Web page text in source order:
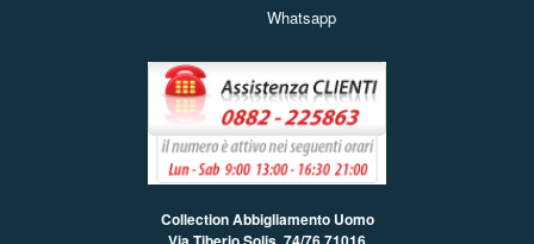
Whatsapp
Collection Abbigliamento Uomo